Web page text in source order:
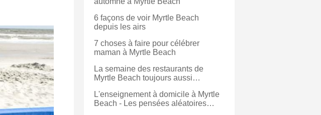
6 façons de voir Myrtle Beach
depuis les airs
7 choses à faire pour célébrer
maman à Myrtle Beach
La semaine des restaurants de
Myrtle Beach toujours aussi
L'enseignement à domicile à Myrtle
Beach - Les pensées aléatoires